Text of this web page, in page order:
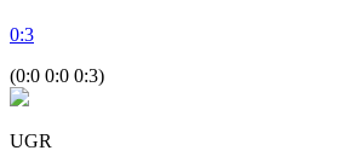
0:3
(0:0 0:0 0:3)
UGR